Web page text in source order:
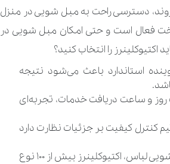
دسترسی راحت به مبل شویی در منزل
فعال است و حتی امکان مبل شویی در
را انتخاب کنید؟
استاندارد باعث می‌شود نتیجه
و ساعت دریافت خدمات، تجربه‌ای
کنترل کیفیت بر جزئیات نظارت دارد
و خشکشویی پرده گرفته تا خشکشویی لباس، اکتیوکلینرز بیش از 100 نوع